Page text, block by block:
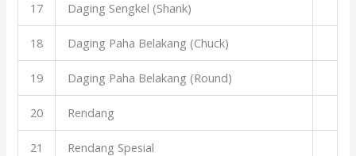
17 Daging Sengkel (Shank)
18 Daging Paha Belakang (Chuck)
19 Daging Paha Belakang (Round)
20 Rendang
21 Rendang Spesial